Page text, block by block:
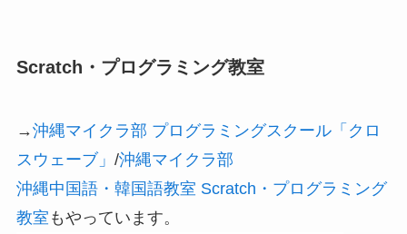
Scratch・プログラミング教室
→沖縄マイクラ部 プログラミングスクール「クロ
スウェーブ」 /沖縄マイクラ部
沖縄中国語・韓国語教室 Scratch・プログラミング
教室 もやっています。